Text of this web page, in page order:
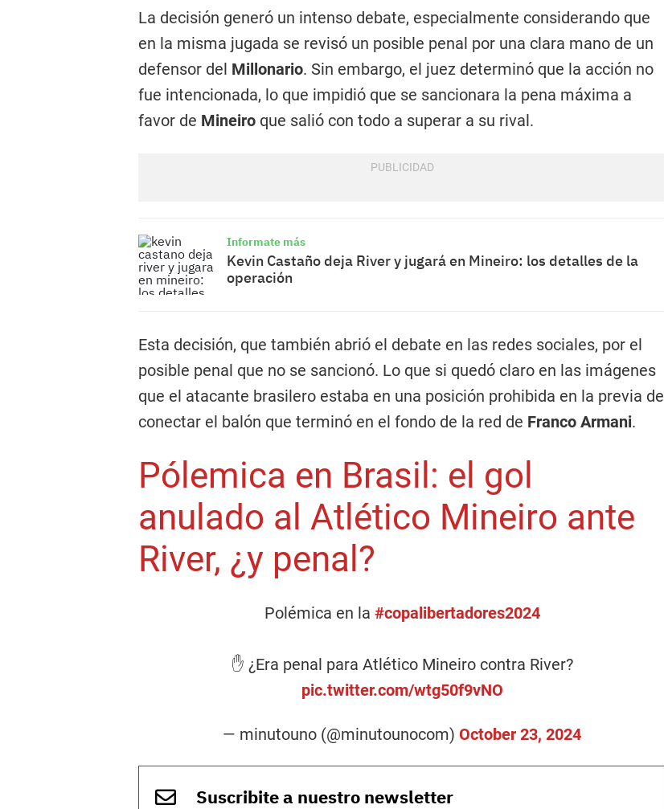
La decisión generó un intenso debate, especialmente considerando que
en la misma jugada se revisó un posible penal por una clara mano de un
defensor del Millonario. Sin embargo, el juez determinó que la acción no
fue intencionada, lo que impidió que se sancionara la pena máxima a
favor de Mineiro que salió con todo a superar a su rival.
Informate más
Kevin Castaño deja River y jugará en Mineiro: los detalles de la
operación
Esta decisión, que también abrió el debate en las redes sociales, por el
posible penal que no se sancionó. Lo que si quedó claro en las imágenes
que el atacante brasilero estaba en una posición prohibida en la previa de
conectar el balón que terminó en el fondo de la red de Franco Armani.
Pólemica en Brasil: el gol
anulado al Atlético Mineiro ante
River, ¿y penal?
Polémica en la #copalibertadores2024
✋ ¿Era penal para Atlético Mineiro contra River?
pic.twitter.com/wtg50f9vNO
— minutouno (@minutounocom)October 23, 2024
Suscribite a nuestro newsletter